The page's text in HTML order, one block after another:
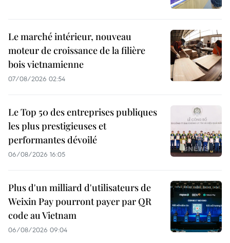
Le marché intérieur, nouveau
moteur de croissance de la filière
bois vietnamienne
07/08/2026 02:54
Le Top 50 des entreprises publiques
les plus prestigieuses et
performantes dévoilé
06/08/2026 16:05
Plus d'un milliard d'utilisateurs de
Weixin Pay pourront payer par QR
code au Vietnam
06/08/2026 09:04